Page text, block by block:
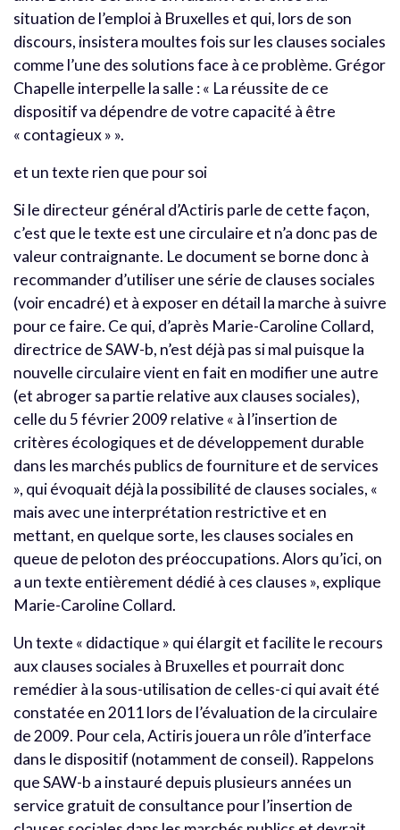
situation de l’emploi à Bruxelles et qui, lors de son
discours, insistera moultes fois sur les clauses sociales
comme l’une des solutions face à ce problème. Grégor
Chapelle interpelle la salle : « La réussite de ce
dispositif va dépendre de votre capacité à être
« contagieux » ».
et un texte rien que pour soi
Si le directeur général d’Actiris parle de cette façon,
c’est que le texte est une circulaire et n’a donc pas de
valeur contraignante. Le document se borne donc à
recommander d’utiliser une série de clauses sociales
(voir encadré) et à exposer en détail la marche à suivre
pour ce faire. Ce qui, d’après Marie-Caroline Collard,
directrice de SAW-b, n’est déjà pas si mal puisque la
nouvelle circulaire vient en fait en modifier une autre
(et abroger sa partie relative aux clauses sociales),
celle du 5 février 2009 relative « à l’insertion de
critères écologiques et de développement durable
dans les marchés publics de fourniture et de services
», qui évoquait déjà la possibilité de clauses sociales, «
mais avec une interprétation restrictive et en
mettant, en quelque sorte, les clauses sociales en
queue de peloton des préoccupations. Alors qu’ici, on
a un texte entièrement dédié à ces clauses », explique
Marie-Caroline Collard.
Un texte « didactique » qui élargit et facilite le recours
aux clauses sociales à Bruxelles et pourrait donc
remédier à la sous-utilisation de celles-ci qui avait été
constatée en 2011 lors de l’évaluation de la circulaire
de 2009. Pour cela, Actiris jouera un rôle d’interface
dans le dispositif (notamment de conseil). Rappelons
que SAW-b a instauré depuis plusieurs années un
service gratuit de consultance pour l’insertion de